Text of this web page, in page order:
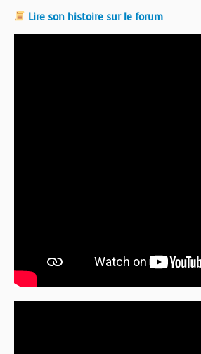
Lire son histoire sur le forum